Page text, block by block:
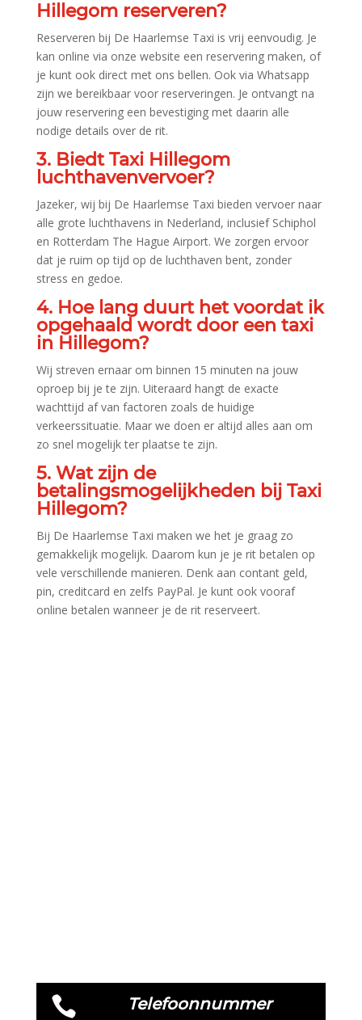
Hillegom reserveren?
Reserveren bij De Haarlemse Taxi is vrij eenvoudig.​ Je
kan online via onze website een reservering maken, of
je kunt ook direct met ons bellen.​ Ook via Whatsapp
zijn we bereikbaar voor reserveringen.​ Je ontvangt na
jouw reservering een bevestiging met daarin alle
nodige details over de rit.​
3.​ Biedt Taxi Hillegom
luchthavenvervoer?
Jazeker, wij bij De Haarlemse Taxi bieden vervoer naar
alle grote luchthavens in Nederland, inclusief Schiphol
en Rotterdam The Hague Airport.​ We zorgen ervoor
dat je ruim op tijd op de luchthaven bent, zonder
stress en gedoe.​
4.​ Hoe lang duurt het voordat ik
opgehaald wordt door een taxi
in Hillegom?
Wij streven ernaar om binnen 15 minuten na jouw
oproep bij je te zijn.​ Uiteraard hangt de exacte
wachttijd af van factoren zoals de huidige
verkeerssituatie.​ Maar we doen er altijd alles aan om
zo snel mogelijk ter plaatse te zijn.​
5.​ Wat zijn de
betalingsmogelijkheden bij Taxi
Hillegom?
Bij De Haarlemse Taxi maken we het je graag zo
gemakkelijk mogelijk.​ Daarom kun je je rit betalen op
vele verschillende manieren.​ Denk aan contant geld,
pin, creditcard en zelfs PayPal.​ Je kunt ook vooraf
online betalen wanneer je de rit reserveert.​
 Telefoonnummer